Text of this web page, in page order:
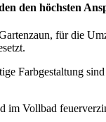
den höchsten
für die
Farbgestaltung
im Vollbad